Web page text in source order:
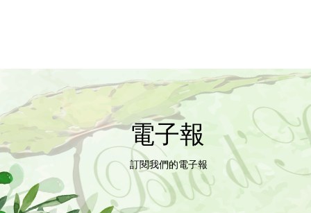
電子報
訂閱我們的電子報